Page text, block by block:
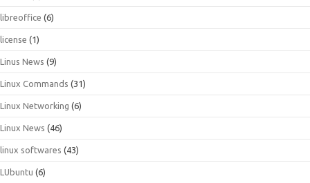
libreoffice (6)
license (1)
Linus News (9)
Linux Commands (31)
Linux Networking (6)
Linux News (46)
linux softwares (43)
LUbuntu (6)